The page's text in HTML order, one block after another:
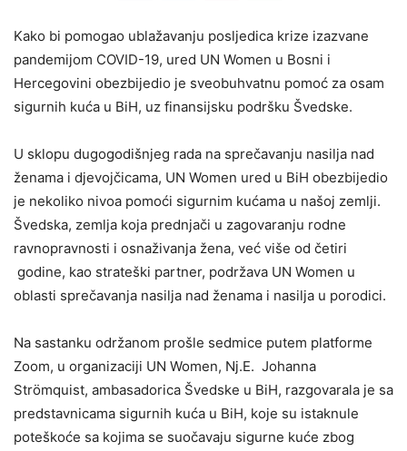
Kako bi pomogao ublažavanju posljedica krize izazvane
pandemijom COVID-19, ured UN Women u Bosni i
Hercegovini obezbijedio je sveobuhvatnu pomoć za osam
sigurnih kuća u BiH, uz finansijsku podršku Švedske.
U sklopu dugogodišnjeg rada na sprečavanju nasilja nad
ženama i djevojčicama, UN Women ured u BiH obezbijedio
je nekoliko nivoa pomoći sigurnim kućama u našoj zemlji.
Švedska, zemlja koja prednjači u zagovaranju rodne
ravnopravnosti i osnaživanja žena, već više od četiri
godine, kao strateški partner, podržava UN Women u
oblasti sprečavanja nasilja nad ženama i nasilja u porodici.
Na sastanku održanom prošle sedmice putem platforme
Zoom, u organizaciji UN Women, Nj.E. Johanna
Strömquist, ambasadorica Švedske u BiH, razgovarala je sa
predstavnicama sigurnih kuća u BiH, koje su istaknule
poteškoće sa kojima se suočavaju sigurne kuće zbog